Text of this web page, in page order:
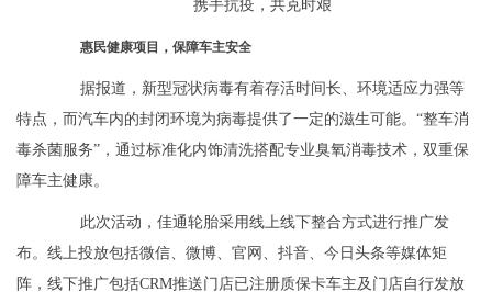
携手抗疫，共克时艰
惠民健康项目，保障车主安全
据报道，新型冠状病毒有着存活时间长、环境适应力强等
特点，而汽车内的封闭环境为病毒提供了一定的滋生可能。“整车消
毒杀菌服务”，通过标准化内饰清洗搭配专业臭氧消毒技术，双重保
障车主健康。
此次活动，佳通轮胎采用线上线下整合方式进行推广发
布。线上投放包括微信、微博、官网、抖音、今日头条等媒体矩
阵，线下推广包括CRM推送门店已注册质保卡车主及门店自行发放